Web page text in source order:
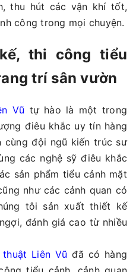
thu hút các vận khí tốt,
công trong mọi chuyện.
thi công tiểu
trí sân vườn
Vũ tự hào là một trong
điêu khắc uy tín hàng
cùng đội ngũ kiến trúc sư
các nghệ sỹ điêu khắc
sản phẩm tiểu cảnh mặt
như các cảnh quan có
tôi sản xuất thiết kế
đánh giá cao từ nhiều
thuật Liên Vũđã có hàng